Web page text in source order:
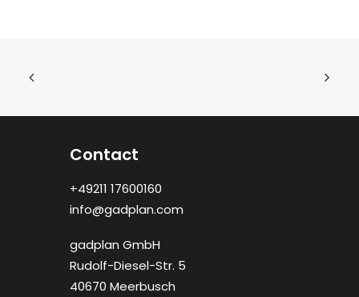
Contact
+49211 17600160
info@gadplan.com
gadplan GmbH
Rudolf-Diesel-Str. 5
40670 Meerbusch